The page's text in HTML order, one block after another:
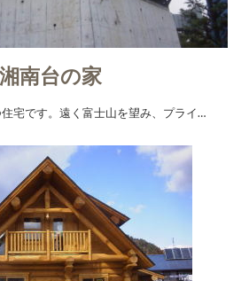
湘南台の家
宅です。遠く富士山を望み、プライ…